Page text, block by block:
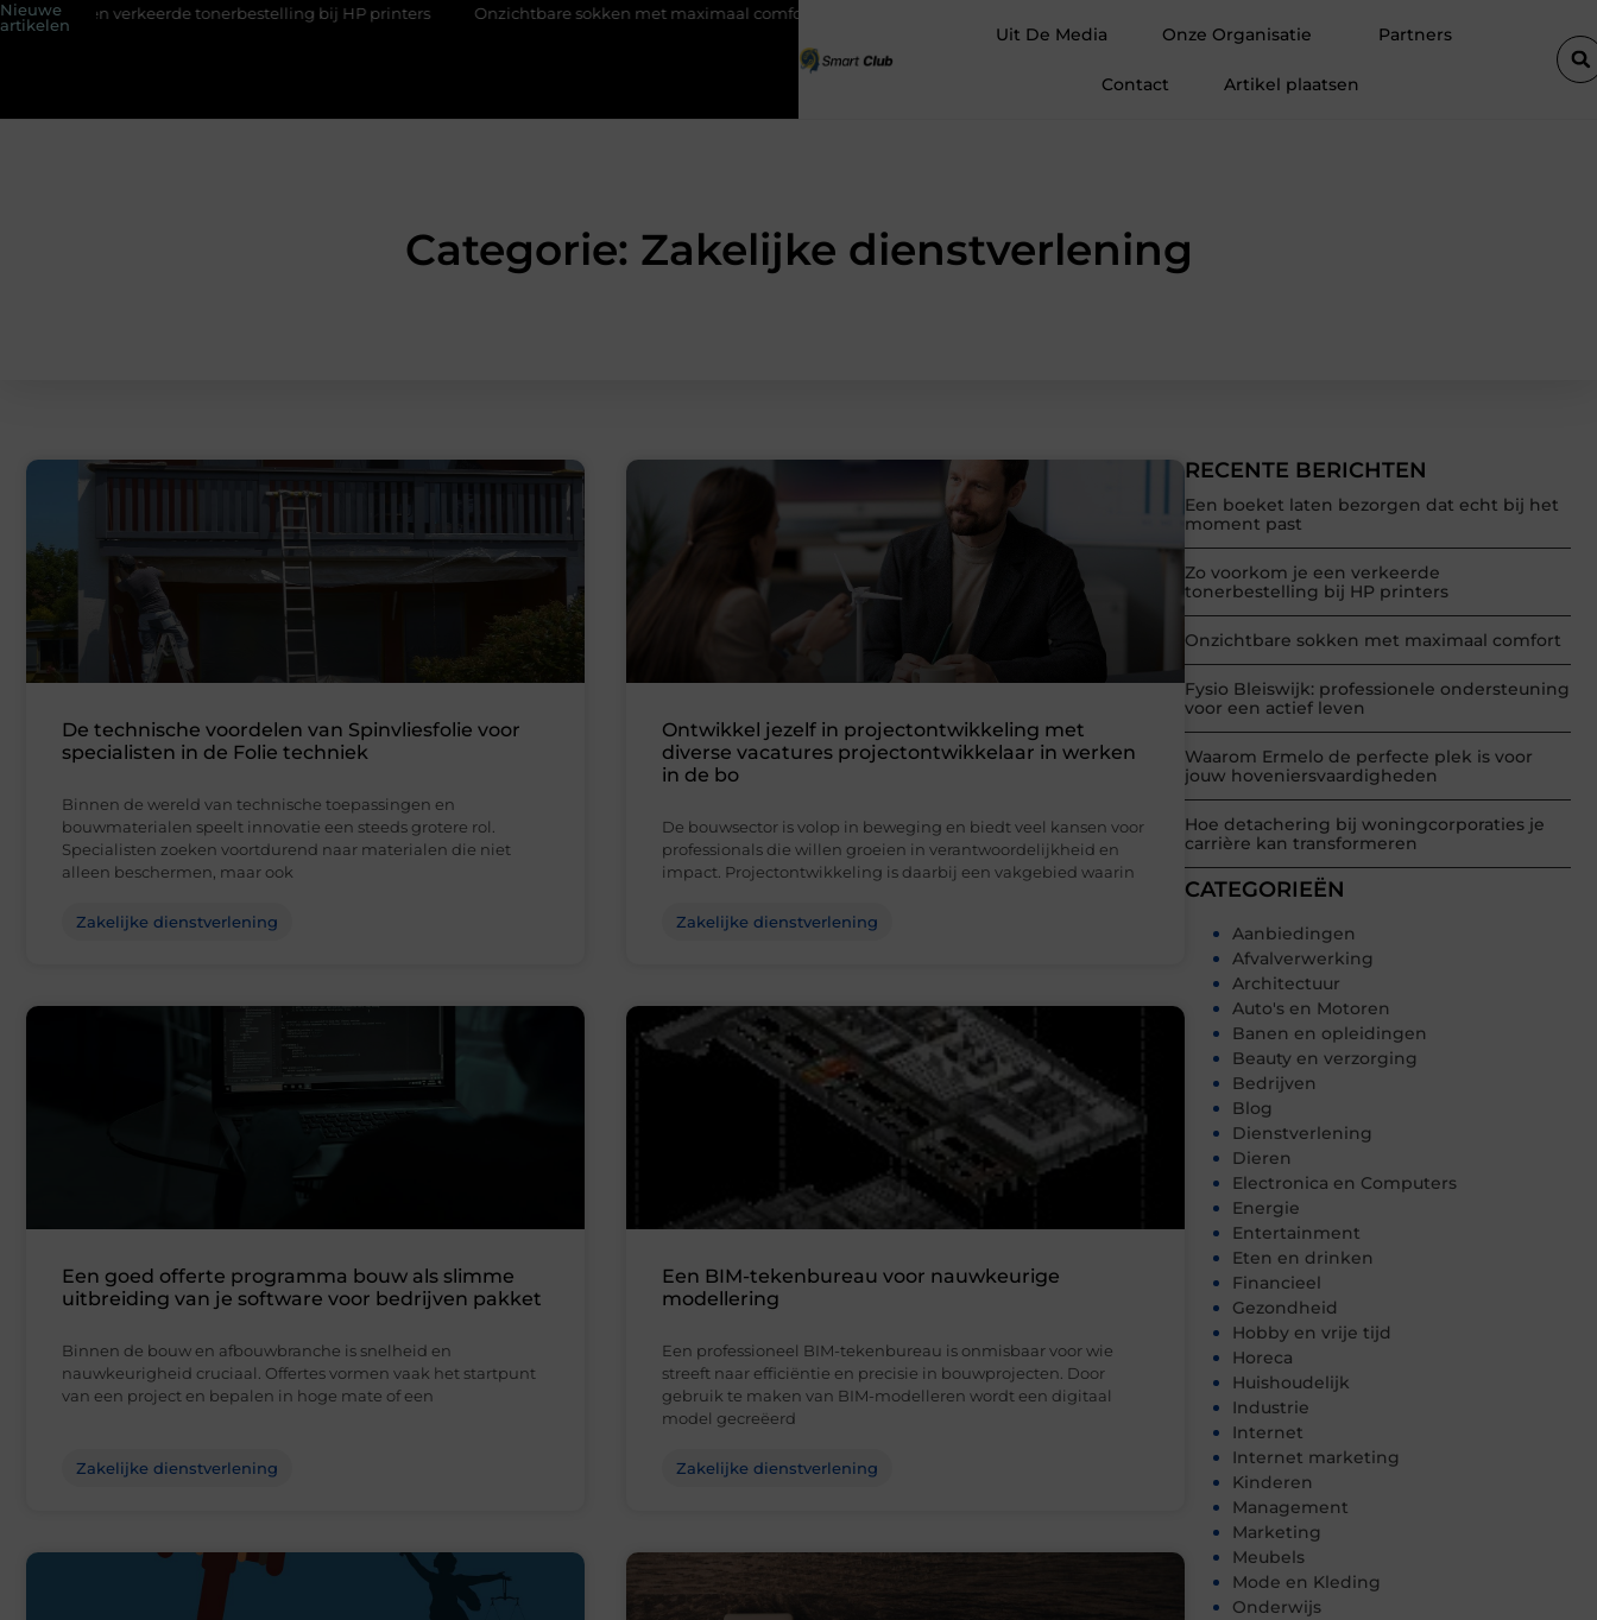
Nieuwe
artikelen
tonerbestelling bij HP printers Onzichtbare sokken met maximaal comfort Fysio Bleiswijk: professionele ondersteuning voor een actief leven
Uit De Media Onze Organisatie Partners
Contact Artikel plaatsen
Categorie: Zakelijke dienstverlening
RECENTE BERICHTEN
Een boeket laten bezorgen dat echt bij het
moment past
Zo voorkom je een verkeerde
tonerbestelling bij HP printers
Onzichtbare sokken met maximaal comfort
Fysio Bleiswijk: professionele ondersteuning
voor een actief leven
Waarom Ermelo de perfecte plek is voor
jouw hoveniersvaardigheden
Hoe detachering bij woningcorporaties je
carrière kan transformeren
CATEGORIEËN
Aanbiedingen
Afvalverwerking
Architectuur
Auto's en Motoren
Banen en opleidingen
Beauty en verzorging
Bedrijven
Blog
Dienstverlening
Dieren
Electronica en Computers
Energie
Entertainment
Eten en drinken
Financieel
Gezondheid
Hobby en vrije tijd
Horeca
Huishoudelijk
Industrie
Internet
Internet marketing
Kinderen
Management
Marketing
Meubels
Mode en Kleding
Onderwijs
De technische voordelen van Spinvliesfolie voor
specialisten in de Folie techniek
Binnen de wereld van technische toepassingen en
bouwmaterialen speelt innovatie een steeds grotere rol.
Specialisten zoeken voortdurend naar materialen die niet
alleen beschermen, maar ook
Zakelijke dienstverlening
Ontwikkel jezelf in projectontwikkeling met
diverse vacatures projectontwikkelaar in werken
in de bo
De bouwsector is volop in beweging en biedt veel kansen voor
professionals die willen groeien in verantwoordelijkheid en
impact. Projectontwikkeling is daarbij een vakgebied waarin
Zakelijke dienstverlening
Een goed offerte programma bouw als slimme
uitbreiding van je software voor bedrijven pakket
Binnen de bouw en afbouwbranche is snelheid en
nauwkeurigheid cruciaal. Offertes vormen vaak het startpunt
van een project en bepalen in hoge mate of een
Zakelijke dienstverlening
Een BIM-tekenbureau voor nauwkeurige
modellering
Een professioneel BIM-tekenbureau is onmisbaar voor wie
streeft naar efficiëntie en precisie in bouwprojecten. Door
gebruik te maken van BIM-modelleren wordt een digitaal
model gecreëerd
Zakelijke dienstverlening